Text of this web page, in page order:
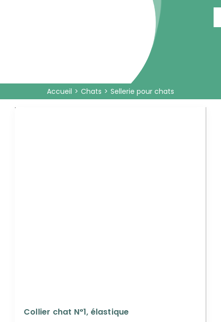
Accueil Chats Sellerie pour chats
Collier chat N°1, élastique